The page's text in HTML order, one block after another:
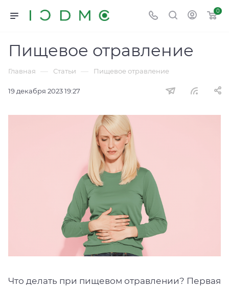
0
Пищевое отравление
Главная — Статьи — Пищевое отравление
19 декабря 2023 19:27
Что делать при пищевом отравлении? Первая